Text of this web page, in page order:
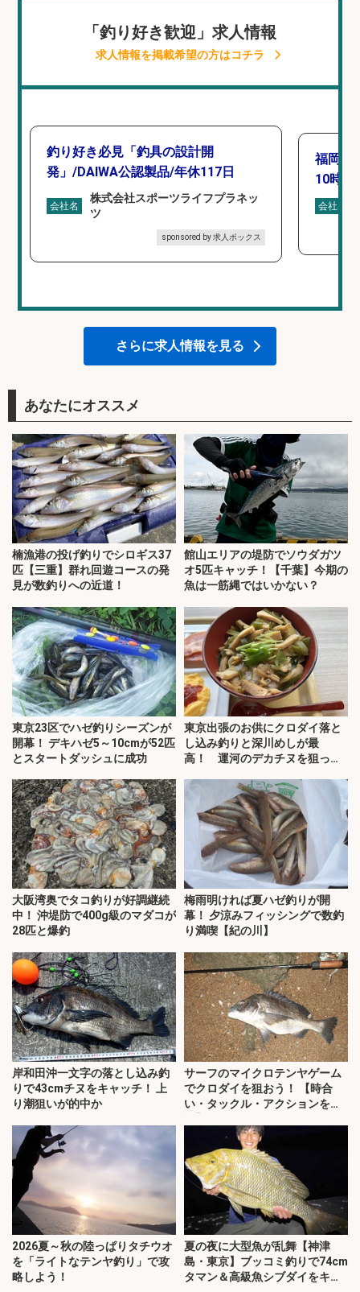
「釣り好き歓迎」求人情報
求人情報を掲載希望の方はコチラ
釣り好き必見「釣具の設計開
発」/DAIWA公認製品/年休117日
会社名
株式会社スポーツライフプラネッ
ツ
sponsored by 求人ボックス
福岡「
10時間
会社名
さらに求人情報を見る
あなたにオススメ
楠漁港の投げ釣りでシロギス37
匹【三重】群れ回遊コースの発
見が数釣りへの近道！
館山エリアの堤防でソウダガツ
オ5匹キャッチ！【千葉】今期の
魚は一筋縄ではいかない？
東京23区でハゼ釣りシーズンが
開幕！ デキハゼ5～10cmが52匹
とスタートダッシュに成功
東京出張のお供にクロダイ落と
し込み釣りと深川めしが最
高！ 運河のデカチヌを狙って
大阪湾奥でタコ釣りが好調継続
中！ 沖堤防で400g級のマダコが
28匹と爆釣
梅雨明ければ夏ハゼ釣りが開
幕！ 夕涼みフィッシングで数釣
り満喫【紀の川】
岸和田沖一文字の落とし込み釣
りで43cmチヌをキャッチ！ 上
り潮狙いが的中か
サーフのマイクロテンヤゲーム
でクロダイを狙おう！ 【時合
い・タックル・アクションを解
2026夏～秋の陸っぱりタチウオ
を「ライトなテンヤ釣り」で攻
略しよう！
夏の夜に大型魚が乱舞【神津
島・東京】ブッコミ釣りで74cm
タマン＆高級魚シブダイをキャ